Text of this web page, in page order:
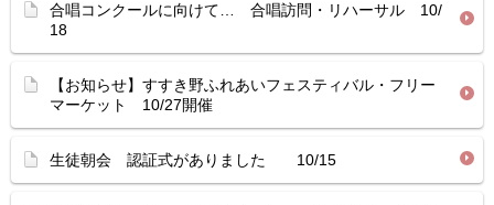
合唱コンクールに向けて… 合唱訪問・リハーサル 10/
18
【お知らせ】すすき野ふれあいフェスティバル・フリー
マーケット 10/27開催
生徒朝会 認証式がありました 10/15